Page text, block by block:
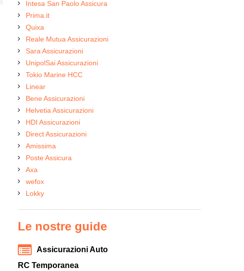
Intesa San Paolo Assicura
Prima.it
Quixa
Reale Mutua Assicurazioni
Sara Assicurazioni
UnipolSai Assicurazioni
Tokio Marine HCC
Linear
Bene Assicurazioni
Helvetia Assicurazioni
HDI Assicurazioni
Direct Assicurazioni
Amissima
Poste Assicura
Axa
wefox
Lokky
Le nostre guide
Assicurazioni Auto
RC Temporanea